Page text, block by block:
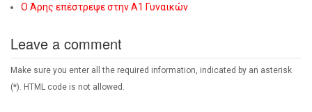
Ο Άρης επέστρεψε στην Α1 Γυναικών
Leave a comment
Make sure you enter all the required information, indicated by an asterisk
(*). HTML code is not allowed.